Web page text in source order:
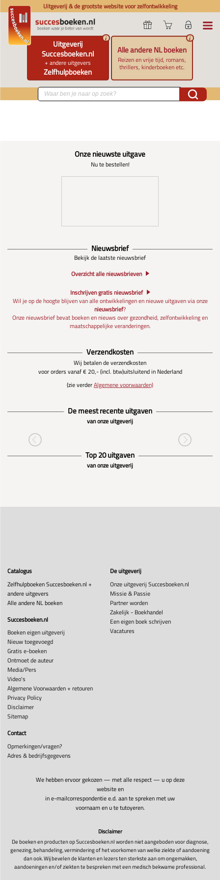
Uitgeverij & de grootste website voor zelfontwikkeling
Uitgeverij
Succesboeken.nl
+ andere uitgevers
Zelfhulpboeken
i
Alle andere NL boeken
Reizen en vrije tijd, romans,
thrillers, kinderboeken etc.
i
Onze nieuwste uitgave
Nu te bestellen!
Nieuwsbrief
Bekijk de laatste nieuwsbrief
Overzicht alle nieuwsbrieven
Inschrijven gratis nieuwsbrief
Wil je op de hoogte blijven van alle ontwikkelingen en nieuwe uitgaven via onze
nieuwsbrief?
Onze nieuwsbrief bevat boeken en nieuws over gezondheid, zelfontwikkeling en
maatschappelijke veranderingen.
Verzendkosten
Wij betalen de verzendkosten
voor orders vanaf € 20,- (incl. btw)uitsluitend in Nederland
(zie verderAlgemene voorwaarden)
De meest recente uitgaven
van onze uitgeverij
Top 20 uitgaven
van onze uitgeverij
Catalogus
Zelfhulpboeken Succesboeken.nl +
andere uitgevers
Alle andere NL boeken
Succesboeken.nl
Boeken eigen uitgeverij
Nieuw toegevoegd
Gratis e-boeken
Ontmoet de auteur
Media/Pers
Video's
Algemene Voorwaarden + retouren
Privacy Policy
Disclaimer
Sitemap
De uitgeverij
Onze uitgeverij Succesboeken.nl
Missie & Passie
Partner worden
Zakelijk - Boekhandel
Een eigen boek schrijven
Vacatures
Contact
Opmerkingen/vragen?
Adres & bedrijfsgegevens
We hebben ervoor gekozen — met alle respect — u op deze
website en
in e-mailcorrespondentie e.d. aan te spreken met uw
voornaam en u te tutoyeren.
Disclaimer
De boeken en producten op Succesboeken.nl worden niet aangeboden voor diagnose,
genezing, behandeling, vermindering of het voorkomen van welke ziekte of aandoening
dan ook. Wij bevelen de klanten en lezers ten sterkste aan om ongemakken,
aandoeningen en/of ziekten te bespreken met een medisch bekwame professional.